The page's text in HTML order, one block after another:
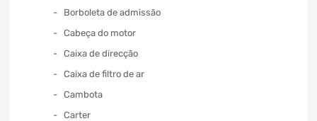
Borboleta de admissão
Cabeça do motor
Caixa de direcção
Caixa de filtro de ar
Cambota
Carter